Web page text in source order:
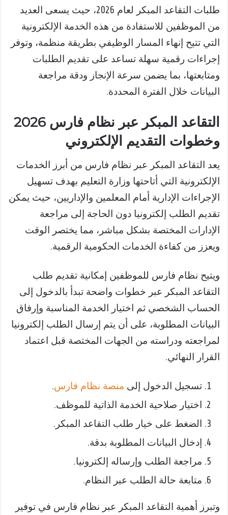
طلبات التقاعد المبكر لعام 2026، حيث يسعى العديد
من الموظفين للاستفادة من هذه الخدمة الإلكترونية
التي تتيح إنهاء المسار الوظيفي بطريقة منظمة، وتوفر
إجراءات رقمية سهلة تساعد على تقديم الطلبات
ومتابعتها، بما يضمن سرعة الإنجاز ودقة مراجعة
البيانات خلال الفترة المحددة.
التقاعد المبكر عبر نظام فارس 2026
وخطوات التقديم الإلكتروني
يعد التقاعد المبكر عبر نظام فارس من أبرز الخدمات
الإلكترونية التي أتاحتها وزارة التعليم بهدف تسهيل
الإجراءات الإدارية أمام المعلمين والإداريين، حيث يمكن
تقديم الطلب إلكترونيا دون الحاجة إلى مراجعة
الإدارات المختصة بشكل مباشر، مما يختصر الوقت
ويعزز من كفاءة الخدمات الحكومية الرقمية.
ويتيح نظام فارس للموظفين إمكانية تقديم طلب
التقاعد المبكر عبر خطوات واضحة تبدأ بالدخول إلى
الحساب الشخصي ثم اختيار الخدمة المناسبة وإرفاق
البيانات المطلوبة، على أن يتم إرسال الطلب إلكترونيا
لمراجعته ودراسته من الجهات المختصة قبل اعتماد
القرار النهائي.
تسجيل الدخول إلى منصة نظام فارس.
اختيار صلاحية الخدمة الذاتية للموظف.
الضغط على خيار طلب التقاعد المبكر.
إدخال البيانات المطلوبة بدقة.
مراجعة الطلب وإرساله إلكترونيا.
متابعة حالة الطلب عبر النظام.
وتبرز أهمية التقاعد المبكر عبر نظام فارس في توفير